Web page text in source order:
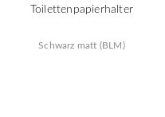
Toilettenpapierhalter
Schwarz matt (BLM)